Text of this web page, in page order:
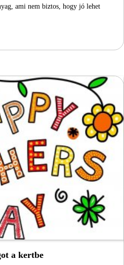
ami nem biztos, hogy jó lehet
a kertbe